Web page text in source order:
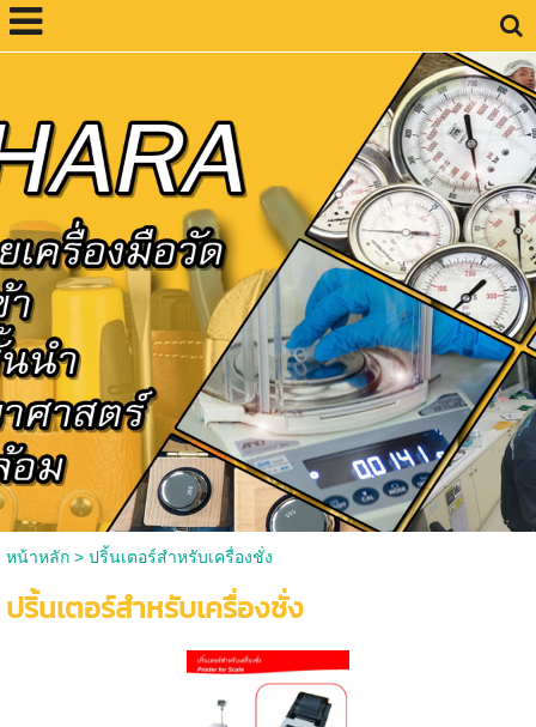
หน้าหลัก> ปริ้นเตอร์สำหรับเครื่องชั่ง
ปริ้นเตอร์สำหรับเครื่องชั่ง